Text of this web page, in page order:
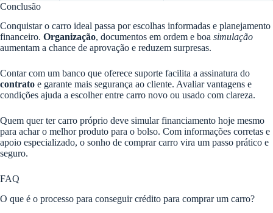
Conclusão
Conquistar o carro ideal passa por escolhas informadas e planejamento
financeiro. Organização, documentos em ordem e boa simulação
aumentam a chance de aprovação e reduzem surpresas.
Contar com um banco que oferece suporte facilita a assinatura do
contrato e garante mais segurança ao cliente. Avaliar vantagens e
condições ajuda a escolher entre carro novo ou usado com clareza.
Quem quer ter carro próprio deve simular financiamento hoje mesmo
para achar o melhor produto para o bolso. Com informações corretas e
apoio especializado, o sonho de comprar carro vira um passo prático e
seguro.
FAQ
O que é o processo para conseguir crédito para comprar um carro?